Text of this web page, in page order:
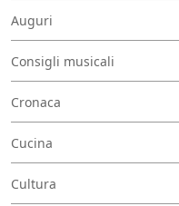
Auguri
Consigli musicali
Cronaca
Cucina
Cultura